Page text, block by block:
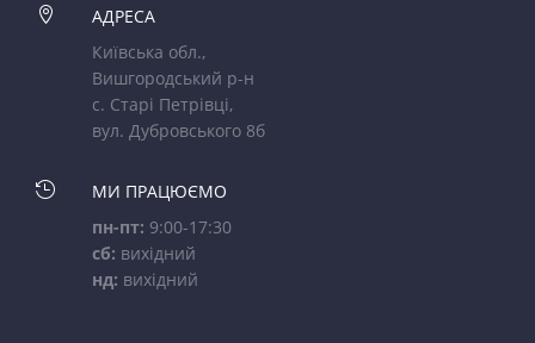

АДРЕСА
Київська обл.,
Вишгородський р-н
с. Старі Петрівці,
вул. Дубровського 8б

МИ ПРАЦЮЄМО
пн-пт: 9:00-17:30
сб: вихідний
нд: вихідний